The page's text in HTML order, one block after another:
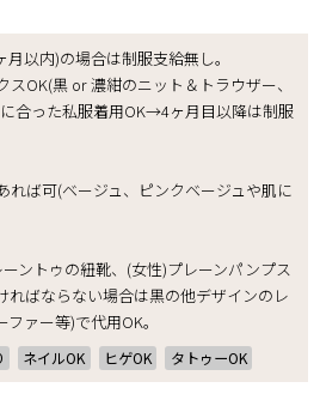
以内)の場合は制服支給無し。
OK(黒 or 濃紺のニット＆トラウザー、
合った私服着用OK→4ヶ月目以降は制服
れば可(ベージュ、ピンクベージュや肌に
ントゥの紐靴、(女性)プレーンパンプス
ばならない場合は黒の他デザインのレ
ァー等)で代用OK。
ネイルOK ヒゲOK タトゥーOK